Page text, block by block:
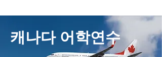
캐나다 어학연수